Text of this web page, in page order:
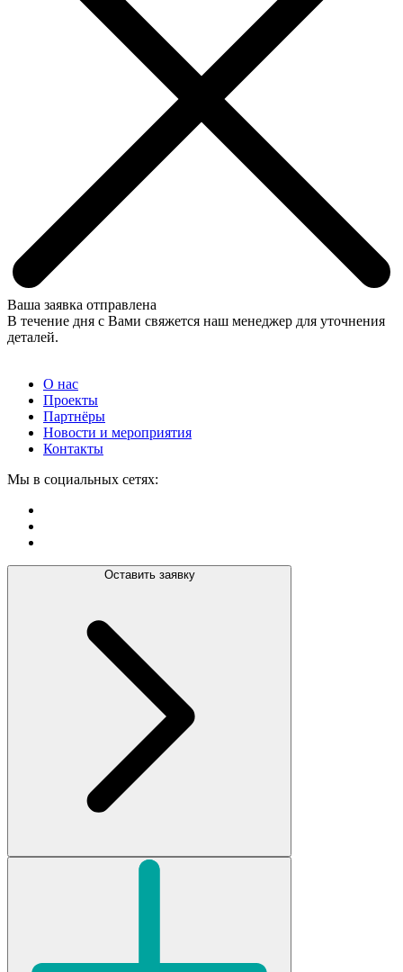
Ваша заявка отправлена
В течение дня с Вами свяжется наш менеджер для уточнения
деталей.
О нас
Проекты
Партнёры
Новости и мероприятия
Контакты
Мы в социальных сетях:
Оставить заявку